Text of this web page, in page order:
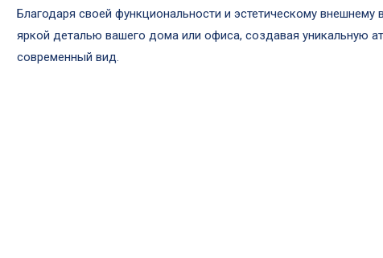
Благодаря своей функциональности и эстетическому
яркой деталью вашего дома или офиса, создавая уникальную
современный вид.